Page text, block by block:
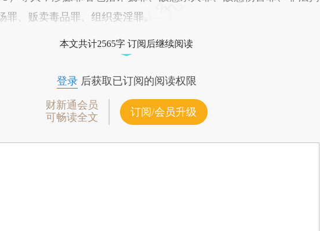
罪、贩卖毒品罪、组织卖淫罪。
本文共计2565字 订阅后继续阅读
登录后获取已订阅的阅读权限
财新通会员
可畅读全文
订阅/会员升级